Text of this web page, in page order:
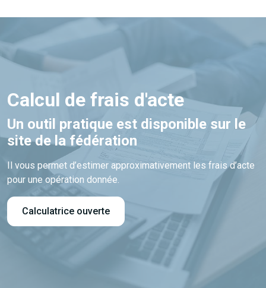
Calcul de frais d'acte
Un outil pratique est disponible sur le
site de la fédération
Il vous permet d’estimer approximativement les frais d’acte
pour une opération donnée.
Calculatrice ouverte